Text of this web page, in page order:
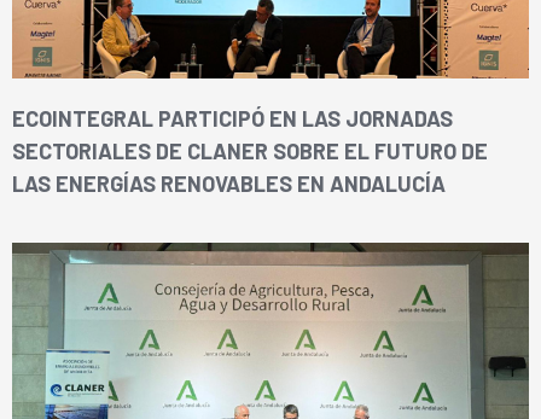
ECOINTEGRAL PARTICIPÓ EN LAS JORNADAS
SECTORIALES DE CLANER SOBRE EL FUTURO DE
LAS ENERGÍAS RENOVABLES EN ANDALUCÍA